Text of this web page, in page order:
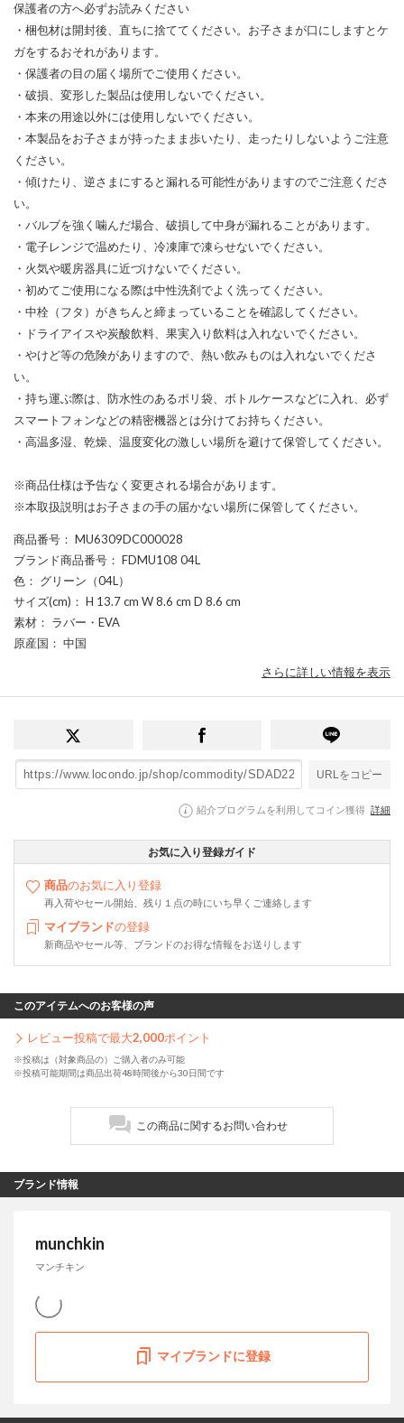
保護者の方へ必ずお読みください
・梱包材は開封後、直ちに捨ててください。お子さまが口にしますとケ
ガをするおそれがあります。
・保護者の目の届く場所でご使用ください。
・破損、変形した製品は使用しないでください。
・本来の用途以外には使用しないでください。
・本製品をお子さまが持ったまま歩いたり、走ったりしないようご注意
ください。
・傾けたり、逆さまにすると漏れる可能性がありますのでご注意くださ
い。
・バルブを強く噛んだ場合、破損して中身が漏れることがあります。
・電子レンジで温めたり、冷凍庫で凍らせないでください。
・火気や暖房器具に近づけないでください。
・初めてご使用になる際は中性洗剤でよく洗ってください。
・中栓（フタ）がきちんと締まっていることを確認してください。
・ドライアイスや炭酸飲料、果実入り飲料は入れないでください。
・やけど等の危険がありますので、熱い飲みものは入れないでくださ
い。
・持ち運ぶ際は、防水性のあるポリ袋、ボトルケースなどに入れ、必ず
スマートフォンなどの精密機器とは分けてお持ちください。
・高温多湿、乾燥、温度変化の激しい場所を避けて保管してください。
※商品仕様は予告なく変更される場合があります。
※本取扱説明はお子さまの手の届かない場所に保管してください。
商品番号 ： MU6309DC000028
ブランド商品番号 ： FDMU108 04L
色 ： グリーン（04L）
サイズ(cm) ： H 13.7 cm W 8.6 cm D 8.6 cm
素材 ： ラバー・EVA
原産国 ： 中国
さらに詳しい情報を表示
URLをコピー
紹介プログラムを利用してコイン獲得 詳細
お気に入り登録ガイド
商品のお気に入り登録
再入荷やセール開始、残り１点の時にいち早くご連絡します
マイブランドの登録
新商品やセール等、ブランドのお得な情報をお送りします
このアイテムへのお客様の声
レビュー投稿で最大2,000ポイント
※投稿は（対象商品の）ご購入者のみ可能
※投稿可能期間は商品出荷48時間後から30日間です
この商品に関するお問い合わせ
ブランド情報
munchkin
マンチキン
マイブランドに登録